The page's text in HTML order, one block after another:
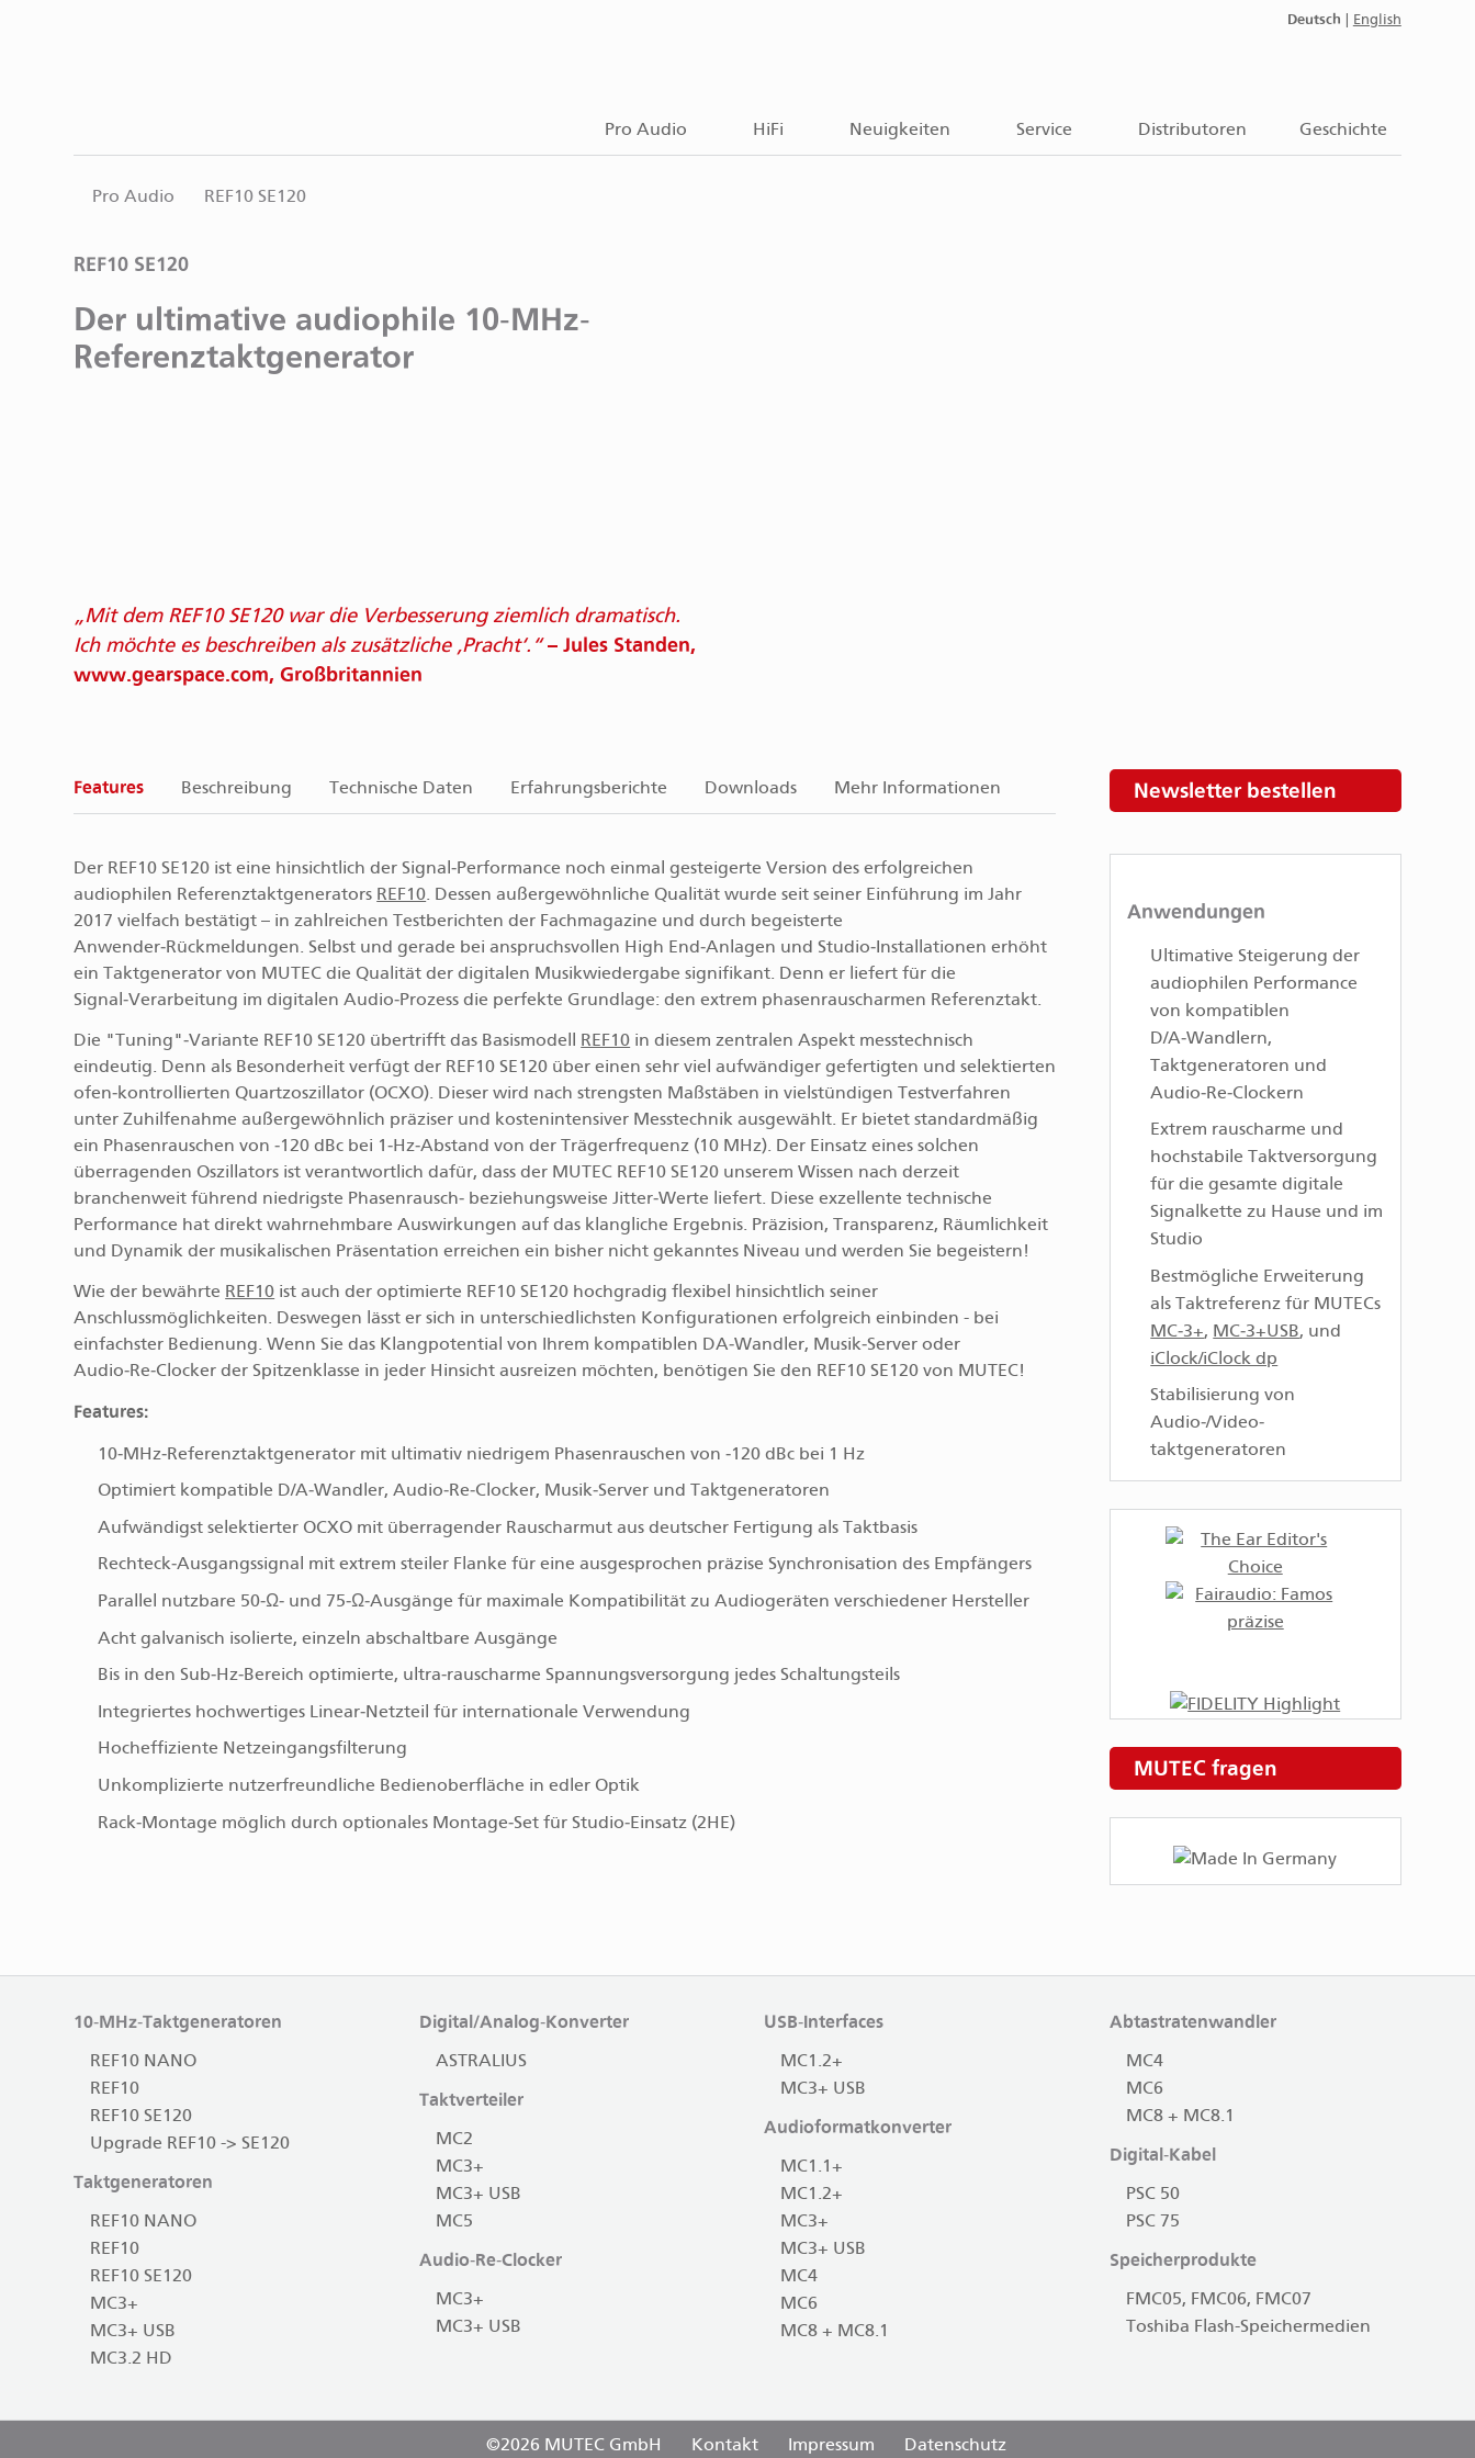
Deutsch English
Pro Audio HiFi Neuigkeiten Service Distributoren Geschichte
Pro Audio REF10 SE120
REF10 SE120
Der ultimative audiophile 10‑MHz-
Referenztaktgenerator
Mit dem REF10 SE120 war die Verbesserung ziemlich dramatisch.
Ich möchte es beschreiben als zusätzliche Pracht .
– Jules Standen,
www.gearspace.com, Großbritannien
Features Beschreibung Technische Daten Erfahrungsberichte Downloads Mehr Informationen
Der REF10 SE120 ist eine hinsichtlich der Signal‑Performance noch einmal gesteigerte Version des erfolgreichen
audiophilen Referenztaktgenerators REF10. Dessen außergewöhnliche Qualität wurde seit seiner Einführung im Jahr
2017 vielfach bestätigt – in zahlreichen Testberichten der Fachmagazine und durch begeisterte
Anwender‑Rückmeldungen. Selbst und gerade bei anspruchsvollen High End‑Anlagen und Studio‑Installationen erhöht
ein Taktgenerator von MUTEC die Qualität der digitalen Musikwiedergabe signifikant. Denn er liefert für die
Signal‑Verarbeitung im digitalen Audio‑Prozess die perfekte Grundlage: den extrem phasenrauscharmen Referenztakt.
Die "Tuning"‑Variante REF10 SE120 übertrifft das Basismodell REF10 in diesem zentralen Aspekt messtechnisch
eindeutig. Denn als Besonderheit verfügt der REF10 SE120 über einen sehr viel aufwändiger gefertigten und selektierten
ofen‑kontrollierten Quartzoszillator (OCXO). Dieser wird nach strengsten Maßstäben in vielstündigen Testverfahren
unter Zuhilfenahme außergewöhnlich präziser und kostenintensiver Messtechnik ausgewählt. Er bietet standardmäßig
ein Phasenrauschen von ‑120 dBc bei 1‑Hz‑Abstand von der Trägerfrequenz (10 MHz). Der Einsatz eines solchen
überragenden Oszillators ist verantwortlich dafür, dass der MUTEC REF10 SE120 unserem Wissen nach derzeit
branchenweit führend niedrigste Phasenrausch‑ beziehungsweise Jitter‑Werte liefert. Diese exzellente technische
Performance hat direkt wahrnehmbare Auswirkungen auf das klangliche Ergebnis. Präzision, Transparenz, Räumlichkeit
und Dynamik der musikalischen Präsentation erreichen ein bisher nicht gekanntes Niveau und werden Sie begeistern!
Wie der bewährte REF10 ist auch der optimierte REF10 SE120 hochgradig flexibel hinsichtlich seiner
Anschlussmöglichkeiten. Deswegen lässt er sich in unterschiedlichsten Konfigurationen erfolgreich einbinden - bei
einfachster Bedienung. Wenn Sie das Klangpotential von Ihrem kompatiblen DA‑Wandler, Musik‑Server oder
Audio‑Re‑Clocker der Spitzenklasse in jeder Hinsicht ausreizen möchten, benötigen Sie den REF10 SE120 von MUTEC!
Features:
10‑MHz‑Referenztaktgenerator mit ultimativ niedrigem Phasenrauschen von ‑120 dBc bei 1 Hz
Optimiert kompatible D/A‑Wandler, Audio‑Re‑Clocker, Musik‑Server und Taktgeneratoren
Aufwändigst selektierter OCXO mit überragender Rauscharmut aus deutscher Fertigung als Taktbasis
Rechteck‑Ausgangssignal mit extrem steiler Flanke für eine ausgesprochen präzise Synchronisation des Empfängers
Parallel nutzbare 50‑Ω‑ und 75‑Ω‑Ausgänge für maximale Kompatibilität zu Audiogeräten verschiedener Hersteller
Acht galvanisch isolierte, einzeln abschaltbare Ausgänge
Bis in den Sub‑Hz‑Bereich optimierte, ultra‑rauscharme Spannungsversorgung jedes Schaltungsteils
Integriertes hochwertiges Linear‑Netzteil für internationale Verwendung
Hocheffiziente Netzeingangsfilterung
Unkomplizierte nutzerfreundliche Bedienoberfläche in edler Optik
Rack‑Montage möglich durch optionales Montage‑Set für Studio‑Einsatz (2HE)
Newsletter bestellen
Anwendungen
Ultimative Steigerung der
audiophilen Performance
von kompatiblen
D/A‑Wandlern,
Taktgeneratoren und
Audio‑Re‑Clockern
Extrem rauscharme und
hochstabile Taktversorgung
für die gesamte digitale
Signalkette zu Hause und im
Studio
Bestmögliche Erweiterung
als Taktreferenz für MUTECs
MC‑3+, MC‑3+USB, und
iClock/iClock dp
Stabilisierung von
Audio‑/Video­
taktgeneratoren
MUTEC fragen
10-MHz-Taktgeneratoren
REF10 NANO
REF10
REF10 SE120
Upgrade REF10 -> SE120
Taktgeneratoren
REF10 NANO
REF10
REF10 SE120
MC3+
MC3+ USB
MC3.2 HD
Digital/Analog-Konverter
ASTRALIUS
Taktverteiler
MC2
MC3+
MC3+ USB
MC5
Audio-Re-Clocker
MC3+
MC3+ USB
USB-Interfaces
MC1.2+
MC3+ USB
Audioformatkonverter
MC1.1+
MC1.2+
MC3+
MC3+ USB
MC4
MC6
MC8 + MC8.1
Abtastratenwandler
MC4
MC6
MC8 + MC8.1
Digital-Kabel
PSC 50
PSC 75
Speicherprodukte
FMC05, FMC06, FMC07
Toshiba Flash-Speichermedien
©2026 MUTEC GmbH Kontakt Impressum Datenschutz